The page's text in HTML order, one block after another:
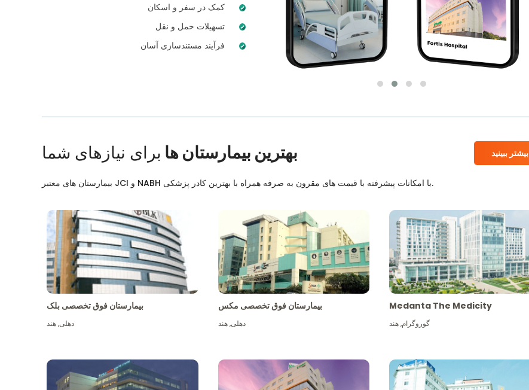
بهترین بیمارستان ها برای نیازهای شما بیشتر ببینید
بیمارستان های معتبر JCI و NABH با امکانات پیشرفته با قیمت های مقرون به صرفه همراه با بهترین کادر پزشکی.
بیمارستان فوق تخصصی بلک
دهلی,هند
بیمارستان فوق تخصصی مکس
دهلی,هند
Medanta The Medicity
گوروگرام,هند